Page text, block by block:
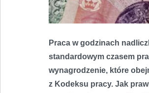
Praca w godzinach
standardowym czasem
wynagrodzenie, które
z Kodeksu pracy. Jak